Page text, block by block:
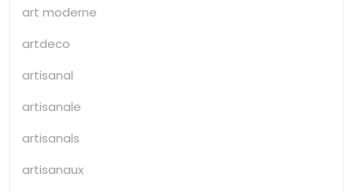
art moderne
artdeco
artisanal
artisanale
artisanals
artisanaux